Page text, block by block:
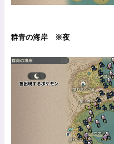
群青の海岸 ※夜